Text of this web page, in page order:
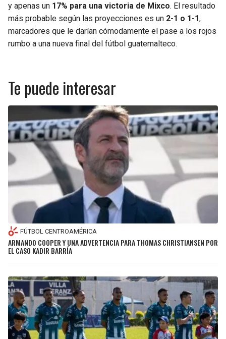
y apenas un 17% para una victoria de Mixco. El resultado
más probable según las proyecciones es un 2-1 o 1-1,
marcadores que le darían cómodamente el pase a los rojos
rumbo a una nueva final del fútbol guatemalteco.
Te puede interesar
FÚTBOL CENTROAMÉRICA
ARMANDO COOPER Y UNA ADVERTENCIA PARA THOMAS CHRISTIANSEN POR
EL CASO KADIR BARRÍA